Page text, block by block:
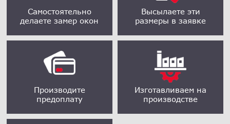
Самостоятельно
делаете замер окон
Высылаете эти
размеры в заявке
Производите
предоплату
Изготавливаем на
производстве